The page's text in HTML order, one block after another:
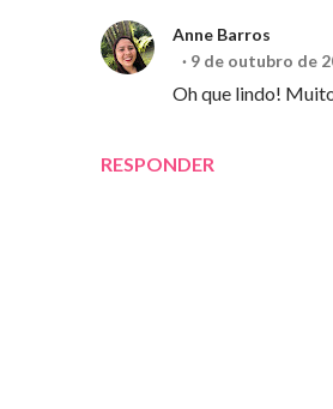
RESPONDER
Anne Barros
9 de outubro de
Oh que lindo!